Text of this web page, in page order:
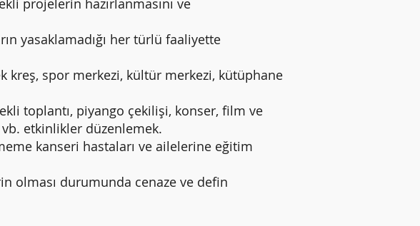
projelerin hazırlanmasını ve
yasaklamadığı her türlü faaliyette
kreş, spor merkezi, kültür merkezi, kütüphane
toplantı, piyango çekilişi, konser, film ve
etkinlikler düzenlemek.
kanseri hastaları ve ailelerine eğitim
durumunda cenaze ve defin